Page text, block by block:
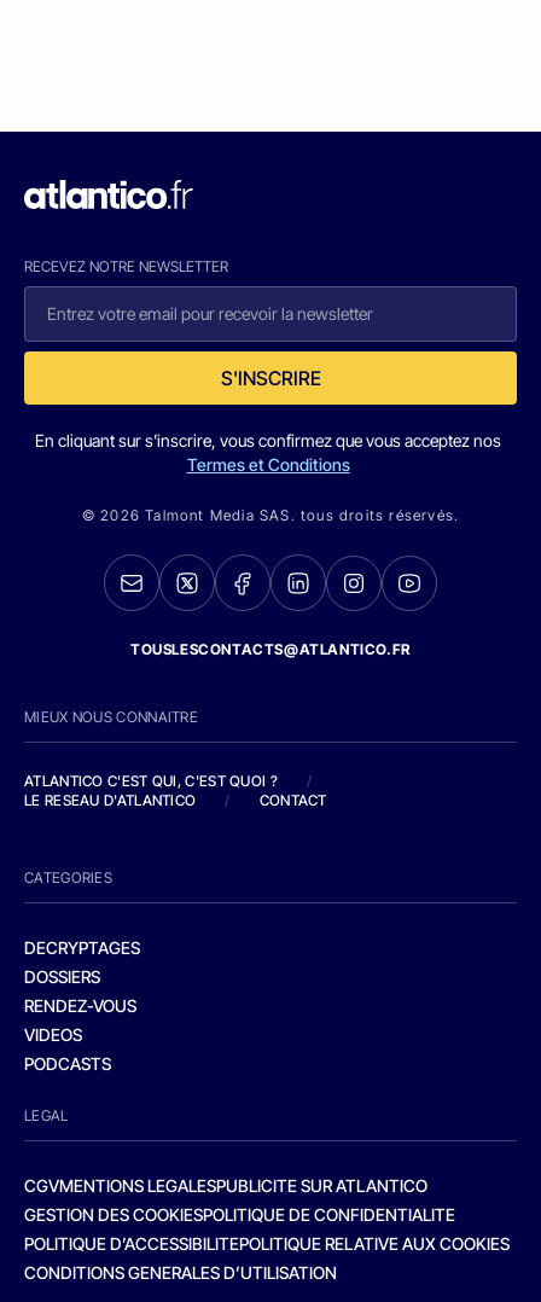
RECEVEZ NOTRE NEWSLETTER
S'INSCRIRE
En cliquant sur s'inscrire, vous confirmez que vous acceptez nos
Termes et Conditions
© 2026 Talmont Media SAS. tous droits réservés.
TOUSLESCONTACTS@ATLANTICO.FR
MIEUX NOUS CONNAITRE
ATLANTICO C'EST QUI, C'EST QUOI ?
/
LE RESEAU D'ATLANTICO
/ CONTACT
CATEGORIES
DECRYPTAGES
DOSSIERS
RENDEZ-VOUS
VIDEOS
PODCASTS
LEGAL
CGVMENTIONS LEGALESPUBLICITE SUR ATLANTICO
GESTION DES COOKIESPOLITIQUE DE CONFIDENTIALITE
POLITIQUE D’ACCESSIBILITEPOLITIQUE RELATIVE AUX COOKIES
CONDITIONS GENERALES D’UTILISATION